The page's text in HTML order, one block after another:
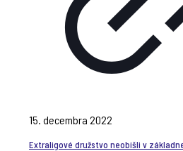
15. decembra 2022
Extraligové družstvo neobišli v